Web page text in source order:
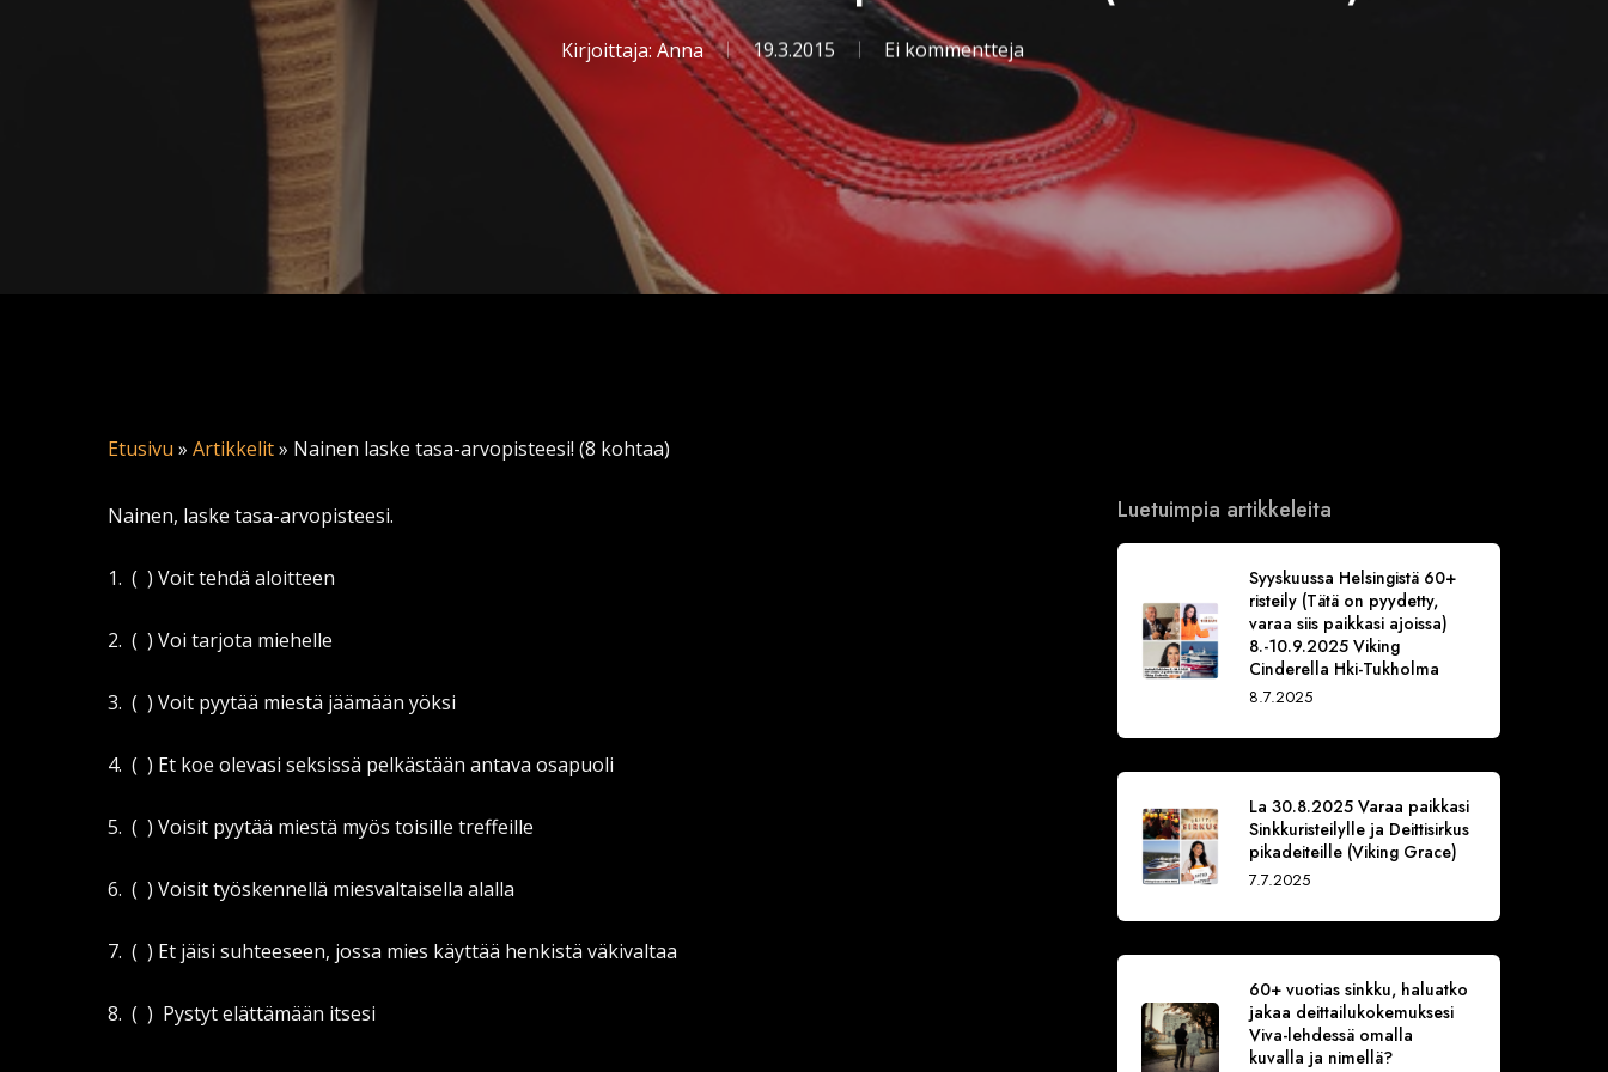
Kirjoittaja: Anna 19.3.2015 Ei kommentteja
Etusivu » Artikkelit» Nainen laske tasa-arvopisteesi! (8 kohtaa)
Nainen, laske tasa-arvopisteesi.
1. ( ) Voit tehdä aloitteen
2. ( ) Voi tarjota miehelle
3. ( ) Voit pyytää miestä jäämään yöksi
4. ( ) Et koe olevasi seksissä pelkästään antava osapuoli
5. ( ) Voisit pyytää miestä myös toisille treffeille
6. ( ) Voisit työskennellä miesvaltaisella alalla
7. ( ) Et jäisi suhteeseen, jossa mies käyttää henkistä väkivaltaa
8. ( ) Pystyt elättämään itsesi
Luetuimpia artikkeleita
Syyskuussa Helsingistä 60+
risteily (Tätä on pyydetty,
varaa siis paikkasi ajoissa)
8.-10.9.2025 Viking
Cinderella Hki-Tukholma
8.7.2025
La 30.8.2025 Varaa paikkasi
Sinkkuristeilylle ja Deittisirkus
pikadeiteille (Viking Grace)
7.7.2025
60+ vuotias sinkku, haluatko
jakaa deittailukokemuksesi
Viva-lehdessä omalla
kuvalla ja nimellä?